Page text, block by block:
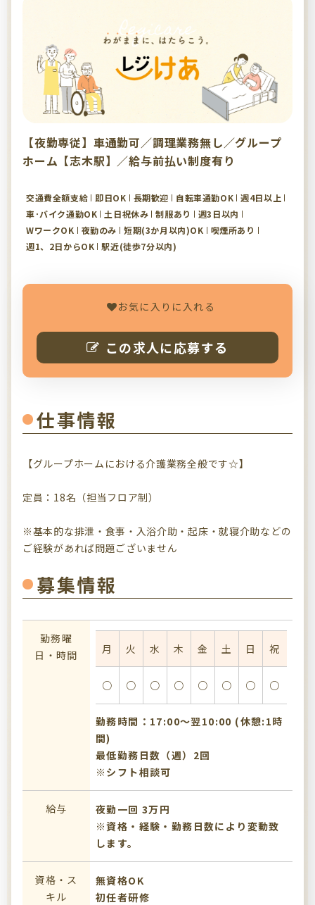
【夜勤専従】車通勤可／調理業務無し／グループ
ホーム【志木駅】／給与前払い制度有り
交通費全額支給 即日OK 長期歓迎 自転車通勤OK
週4日以上
車･バイク通勤OK
土日祝休み 制服あり
週3日以内
WワークOK
夜勤のみ 短期(3か月以内)OK
喫煙所あり
週1、2日からOK
駅近(徒歩7分以内)
お気に入りに入れる
この求人に応募する
仕事情報
【グループホームにおける介護業務全般です☆】
定員：18名（担当フロア制）
※基本的な排泄・食事・入浴介助・起床・就寝介助などの
ご経験があれば問題ございません
募集情報
勤務曜
日・時間
月 火 水 木 金 土 日 祝
○ ○ ○ ○ ○ ○ ○ ○
勤務時間：17:00〜翌10:00 (休憩:1時
間)
最低勤務日数（週）2回
※シフト相談可
給与
夜勤一回 3万円
※資格・経験・勤務日数により変動致
します。
資格・ス
キル
無資格OK
初任者研修